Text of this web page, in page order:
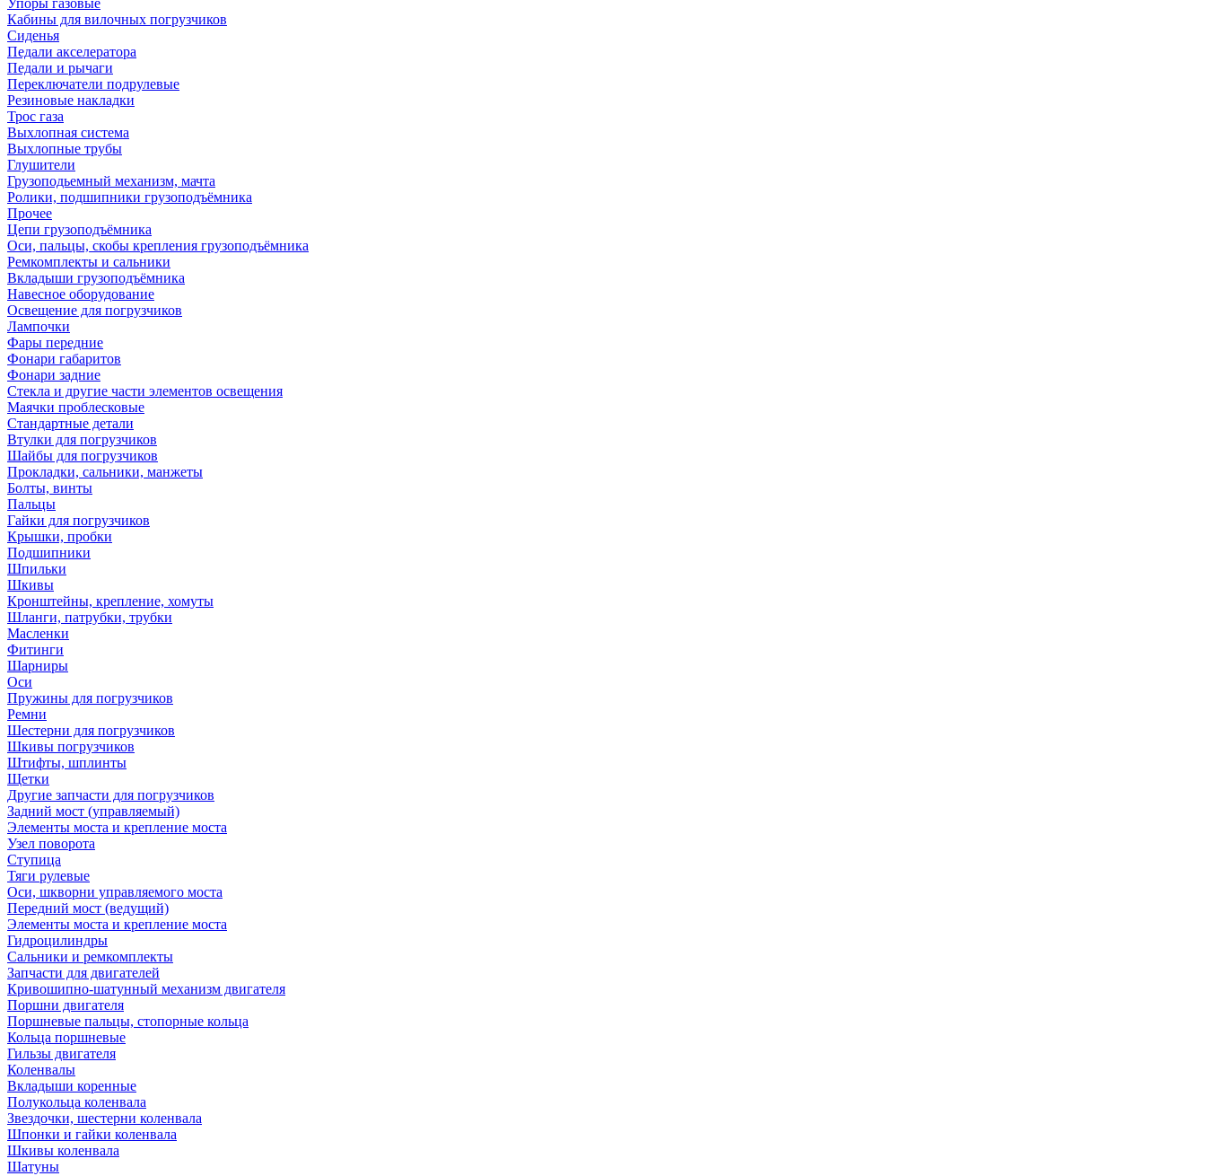
Упоры газовые
Кабины для вилочных погрузчиков
Сиденья
Педали акселератора
Педали и рычаги
Переключатели подрулевые
Резиновые накладки
Трос газа
Выхлопная система
Выхлопные трубы
Глушители
Грузоподьемный механизм, мачта
Ролики, подшипники грузоподъёмника
Прочее
Цепи грузоподъёмника
Оси, пальцы, скобы крепления грузоподъёмника
Ремкомплекты и сальники
Вкладыши грузоподъёмника
Навесное оборудование
Освещение для погрузчиков
Лампочки
Фары передние
Фонари габаритов
Фонари задние
Стекла и другие части элементов освещения
Маячки проблесковые
Стандартные детали
Втулки для погрузчиков
Шайбы для погрузчиков
Прокладки, сальники, манжеты
Болты, винты
Пальцы
Гайки для погрузчиков
Крышки, пробки
Подшипники
Шпильки
Шкивы
Кронштейны, крепление, хомуты
Шланги, патрубки, трубки
Масленки
Фитинги
Шарниры
Оси
Пружины для погрузчиков
Ремни
Шестерни для погрузчиков
Шкивы погрузчиков
Штифты, шплинты
Щетки
Другие запчасти для погрузчиков
Задний мост (управляемый)
Элементы моста и крепление моста
Узел поворота
Ступица
Тяги рулевые
Оси, шкворни управляемого моста
Передний мост (ведущий)
Элементы моста и крепление моста
Гидроцилиндры
Сальники и ремкомплекты
Запчасти для двигателей
Кривошипно-шатунный механизм двигателя
Поршни двигателя
Поршневые пальцы, стопорные кольца
Кольца поршневые
Гильзы двигателя
Коленвалы
Вкладыши коренные
Полукольца коленвала
Звездочки, шестерни коленвала
Шпонки и гайки коленвала
Шкивы коленвала
Шатуны